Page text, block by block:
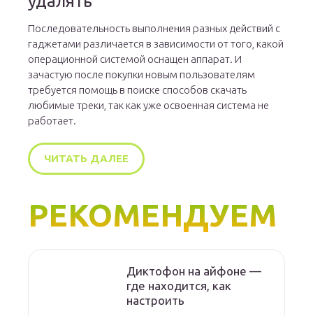
Последовательность выполнения разных действий с
гаджетами различается в зависимости от того, какой
операционной системой оснащен аппарат. И
зачастую после покупки новым пользователям
требуется помощь в поиске способов скачать
любимые треки, так как уже освоенная система не
работает.
ЧИТАТЬ ДАЛЕЕ
РЕКОМЕНДУЕМ
Диктофон на айфоне —
где находится, как
настроить